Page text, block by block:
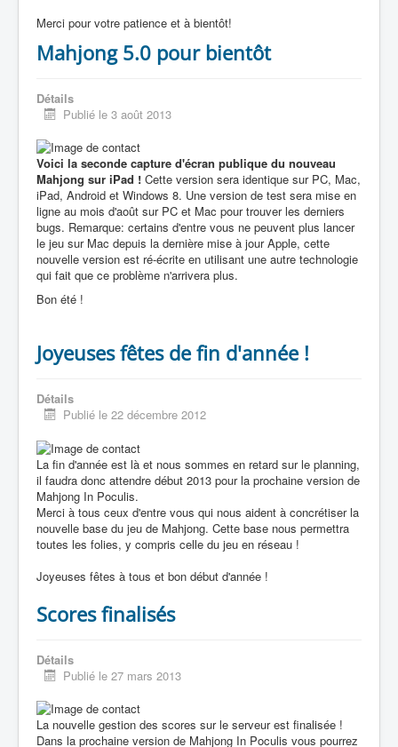
Merci pour votre patience et à bientôt!
Mahjong 5.0 pour bientôt
Détails
Publié le 3 août 2013
Voici la seconde capture d'écran publique du nouveau
Mahjong sur iPad ! Cette version sera identique sur PC, Mac,
iPad, Android et Windows 8. Une version de test sera mise en
ligne au mois d'août sur PC et Mac pour trouver les derniers
bugs. Remarque: certains d'entre vous ne peuvent plus lancer
le jeu sur Mac depuis la dernière mise à jour Apple, cette
nouvelle version est ré-écrite en utilisant une autre technologie
qui fait que ce problème n'arrivera plus.
Bon été !
Joyeuses fêtes de fin d'année !
Détails
Publié le 22 décembre 2012
La fin d'année est là et nous sommes en retard sur le planning,
il faudra donc attendre début 2013 pour la prochaine version de
Mahjong In Poculis.
Merci à tous ceux d'entre vous qui nous aident à concrétiser la
nouvelle base du jeu de Mahjong. Cette base nous permettra
toutes les folies, y compris celle du jeu en réseau !
Joyeuses fêtes à tous et bon début d'année !
Scores finalisés
Détails
Publié le 27 mars 2013
La nouvelle gestion des scores sur le serveur est finalisée !
Dans la prochaine version de Mahjong In Poculis vous pourrez